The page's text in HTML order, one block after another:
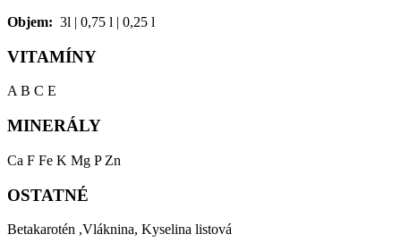
Objem: 3l | 0,75 l | 0,25 l
VITAMÍNY
A B C E
MINERÁLY
Ca F Fe K Mg P Zn
OSTATNÉ
Betakarotén ,Vláknina, Kyselina listová